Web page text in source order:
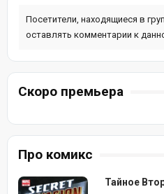
Посетители, находящиеся в
оставлять комментарии к
Скоро премьера
Про комикс
Тайное